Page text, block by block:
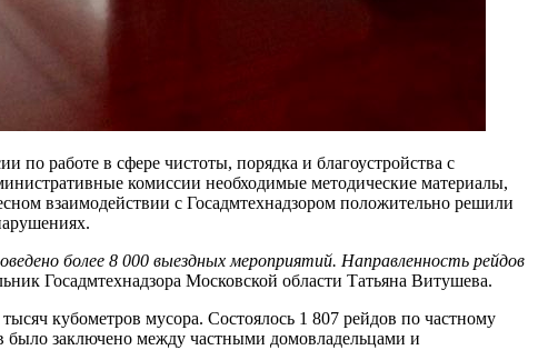
работе в сфере чистоты, порядка и благоустройства с
комиссии необходимые методические материалы,
взаимодействии с Госадмтехнадзором положительно решили
более 8 000 выездных мероприятий. Направленность рейдов
Госадмтехнадзора Московской области Татьяна Витушева.
кубометров мусора. Состоялось 1 807 рейдов по частному
было заключено между частными домовладельцами и